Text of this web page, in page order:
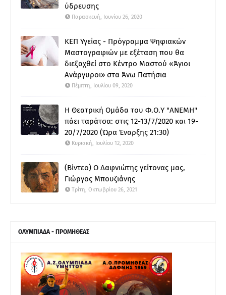
ύδρευσης
Παρασκευή, Ιουνίου 26, 2020
ΚΕΠ Υγείας - Πρόγραμμα Ψηφιακών
Μαστογραφιών με εξέταση που θα
διεξαχθεί στο Κέντρο Μαστού «Άγιοι
Ανάργυροι» στα Άνω Πατήσια
Πέμπτη, Ιουλίου 09, 2020
Η Θεατρική Ομάδα του Φ.Ο.Υ "ΑΝΕΜΗ"
πάει ταράτσα: στις 12-13/7/2020 και 19-
20/7/2020 (Ώρα Έναρξης 21:30)
Κυριακή, Ιουλίου 12, 2020
(Βίντεο) Ο Δαφνιώτης γείτονας μας,
Γιώργος Μπουζιάνης
Τρίτη, Οκτωβρίου 26, 2021
ΟΛΥΜΠΙΑΔΑ - ΠΡΟΜΗΘΕΑΣ